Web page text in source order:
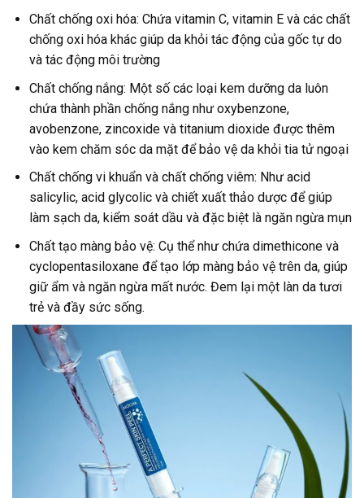
Chất chống oxi hóa: Chứa vitamin C, vitamin E và các chất
chống oxi hóa khác giúp da khỏi tác động của gốc tự do
và tác động môi trường
Chất chống nắng: Một số các loại kem dưỡng da luôn
chứa thành phần chống nắng như oxybenzone,
avobenzone, zincoxide và titanium dioxide được thêm
vào kem chăm sóc da mặt để bảo vệ da khỏi tia tử ngoại
Chất chống vi khuẩn và chất chống viêm: Như acid
salicylic, acid glycolic và chiết xuất thảo dược để giúp
làm sạch da, kiểm soát dầu và đặc biệt là ngăn ngừa mụn
Chất tạo màng bảo vệ: Cụ thể như chứa dimethicone và
cyclopentasiloxane để tạo lớp màng bảo vệ trên da, giúp
giữ ẩm và ngăn ngừa mất nước. Đem lại một làn da tươi
trẻ và đầy sức sống.